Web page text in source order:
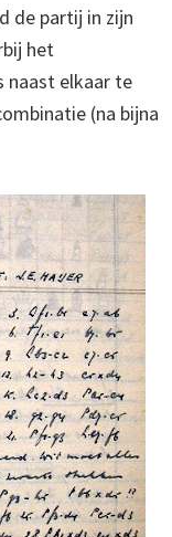
de partij in zijn
het
naast elkaar te
(na bijna